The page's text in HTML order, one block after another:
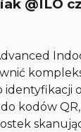
@ILO
identyfikacji
kodów